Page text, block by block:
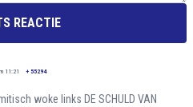
REACTIE
11:21 + 55294
woke links DE SCHULD VAN